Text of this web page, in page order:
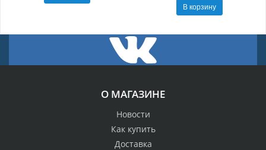
В корзину
О МАГАЗИНЕ
Новости
Как купить
Доставка